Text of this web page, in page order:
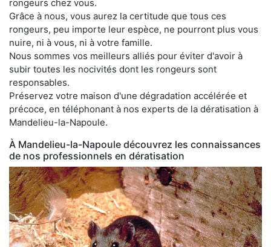
rongeurs chez vous.
Grâce à nous, vous aurez la certitude que tous ces
rongeurs, peu importe leur espèce, ne pourront plus vous
nuire, ni à vous, ni à votre famille.
Nous sommes vos meilleurs alliés pour éviter d'avoir à
subir toutes les nocivités dont les rongeurs sont
responsables.
Préservez votre maison d'une dégradation accélérée et
précoce, en téléphonant à nos experts de la dératisation à
Mandelieu-la-Napoule.
À Mandelieu-la-Napoule découvrez les connaissances
de nos professionnels en dératisation